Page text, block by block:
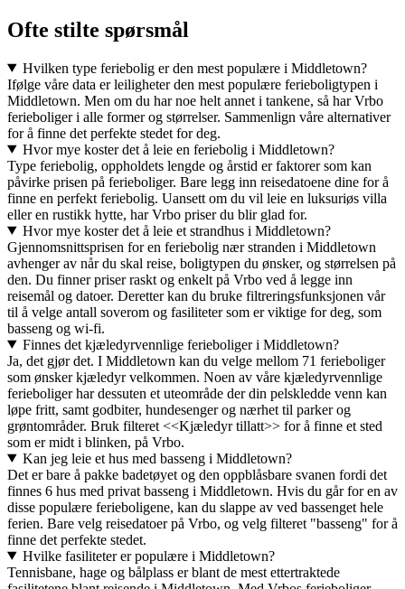
Ofte stilte spørsmål
Hvilken type feriebolig er den mest populære i Middletown?
Ifølge våre data er leiligheter den mest populære ferieboligtypen i
Middletown. Men om du har noe helt annet i tankene, så har Vrbo
ferieboliger i alle former og størrelser. Sammenlign våre alternativer
for å finne det perfekte stedet for deg.
Hvor mye koster det å leie en feriebolig i Middletown?
Type feriebolig, oppholdets lengde og årstid er faktorer som kan
påvirke prisen på ferieboliger. Bare legg inn reisedatoene dine for å
finne en perfekt feriebolig. Uansett om du vil leie en luksuriøs villa
eller en rustikk hytte, har Vrbo priser du blir glad for.
Hvor mye koster det å leie et strandhus i Middletown?
Gjennomsnittsprisen for en feriebolig nær stranden i Middletown
avhenger av når du skal reise, boligtypen du ønsker, og størrelsen på
den. Du finner priser raskt og enkelt på Vrbo ved å legge inn
reisemål og datoer. Deretter kan du bruke filtreringsfunksjonen vår
til å velge antall soverom og fasiliteter som er viktige for deg, som
basseng og wi-fi.
Finnes det kjæledyrvennlige ferieboliger i Middletown?
Ja, det gjør det. I Middletown kan du velge mellom 71 ferieboliger
som ønsker kjæledyr velkommen. Noen av våre kjæledyrvennlige
ferieboliger har dessuten et uteområde der din pelskledde venn kan
løpe fritt, samt godbiter, hundesenger og nærhet til parker og
grøntområder. Bruk filteret <<Kjæledyr tillatt>> for å finne et sted
som er midt i blinken, på Vrbo.
Kan jeg leie et hus med basseng i Middletown?
Det er bare å pakke badetøyet og den oppblåsbare svanen fordi det
finnes 6 hus med privat basseng i Middletown. Hvis du går for en av
disse populære ferieboligene, kan du slappe av ved bassenget hele
ferien. Bare velg reisedatoer på Vrbo, og velg filteret "basseng" for å
finne det perfekte stedet.
Hvilke fasiliteter er populære i Middletown?
Tennisbane, hage og bålplass er blant de mest ettertraktede